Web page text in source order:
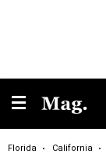
Florida California